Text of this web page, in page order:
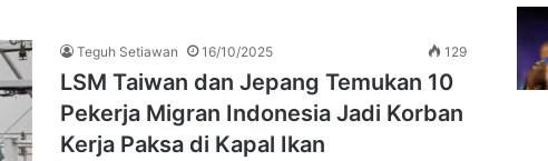
Teguh Setiawan 16/10/2025 129
LSM Taiwan dan Jepang Temukan 10
Pekerja Migran Indonesia Jadi Korban
Kerja Paksa di Kapal Ikan